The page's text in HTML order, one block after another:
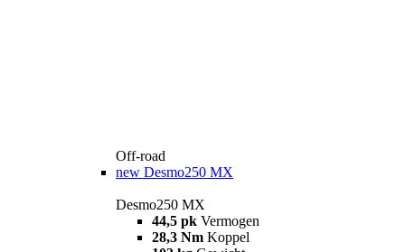
Off-road
new Desmo250 MX
Desmo250 MX
44,5 pk Vermogen
28,3 Nm Koppel